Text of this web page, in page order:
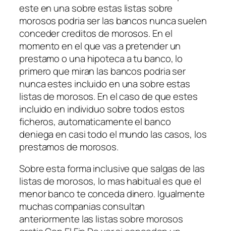
este en una sobre estas listas sobre
morosos podri­a ser las bancos nunca suelen
conceder creditos de morosos. En el
momento en el que vas a pretender un
prestamo o una hipoteca a tu banco, lo
primero que miran las bancos podri­a ser
nunca estes incluido en una sobre estas
listas de morosos. En el caso de que estes
incluido en individuo sobre todos estos
ficheros, automaticamente el banco
deniega en casi todo el mundo las casos, los
prestamos de morosos.
Sobre esta forma inclusive que salgas de las
listas de morosos, lo mas habitual es que el
menor banco te conceda dinero. Igualmente
muchas companias consultan
anteriormente las listas sobre morosos